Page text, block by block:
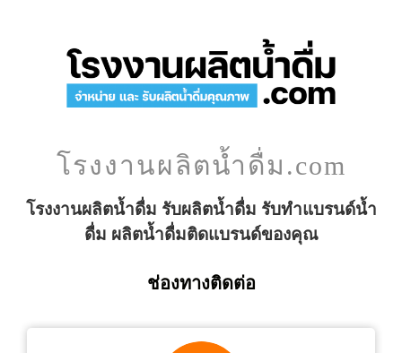
โรงงานผลิตน้ำดื่ม.com
โรงงานผลิตน้ำดื่ม รับผลิตน้ำดื่ม รับทำแบรนด์น้ำ
ดื่ม ผลิตน้ำดื่มติดแบรนด์ของคุณ
ช่องทางติดต่อ